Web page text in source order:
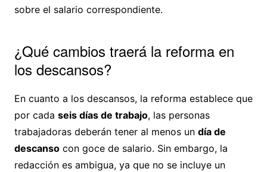
sobre el salario correspondiente.
¿Qué cambios traerá la reforma en
los descansos?
En cuanto a los descansos, la reforma establece que
por cada seis días de trabajo, las personas
trabajadoras deberán tener al menos un día de
descansocon goce de salario. Sin embargo, la
redacción es ambigua, ya que no se incluye un